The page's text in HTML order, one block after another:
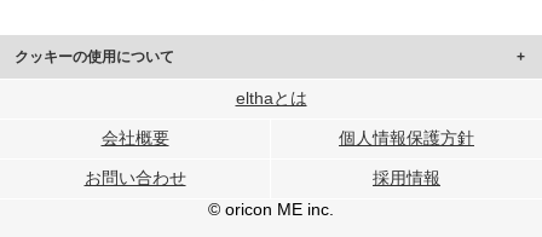
クッキーの使用について
このサイトでは Cookie を使用して、ユーザーに合わせたコンテンツや広告の
行っています。
メディアや広告配信、データ解析の各パートナーに提供しています。
各パートナーは、この情報とユーザーが各パートナーに提供した他の情報や、
ユーザーが各パートナーのサービスを使用したときに収集した他の情報を組み
elthaとは
会社概要 個人情報保護方針
お問い合わせ
採用情報
© oricon ME inc.